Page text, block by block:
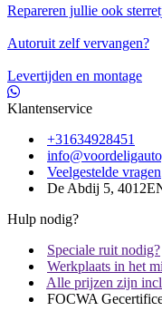
Repareren jullie ook
Autoruit zelf vervangen?
Levertijden en montage
Klantenservice
+31634928451
Veelgestelde vragen
De Abdij 5,
Hulp nodig?
Speciale ruit nodig?
Werkplaats in het
Alle prijzen zijn
FOCWA